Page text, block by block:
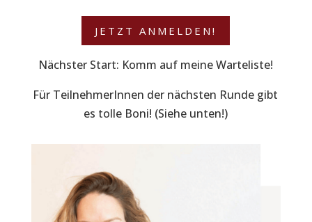
JETZT ANMELDEN!
Nächster Start: Komm auf meine Warteliste!
Für TeilnehmerInnen der nächsten Runde gibt
es tolle Boni! (Siehe unten!)